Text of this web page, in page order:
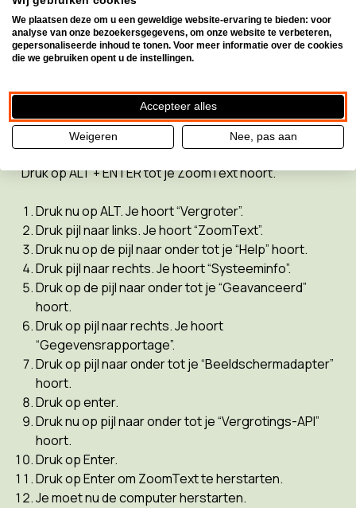
Druk nu op pijl naar onder tot je “VergrotingsAPI”
hoort.
Druk op Enter.
Druk op Enter om ZoomText te herstarten.
ZoomText versie 2025
Ga naar het ZoomText-menu.
Druk op ALT + ENTER tot je ZoomText hoort.
Druk nu op ALT. Je hoort “Vergroter”.
Druk pijl naar links. Je hoort “ZoomText”.
Druk nu op de pijl naar onder tot je “Help” hoort.
Druk pijl naar rechts. Je hoort “Systeeminfo”.
Druk op de pijl naar onder tot je “Geavanceerd”
hoort.
Druk op pijl naar rechts. Je hoort
“Gegevensrapportage”.
Druk op pijl naar onder tot je “Beeldschermadapter”
hoort.
Druk op enter.
Druk nu op pijl naar onder tot je “Vergrotings-API”
hoort.
Druk op Enter.
Druk op Enter om ZoomText te herstarten.
Je moet nu de computer herstarten.
We plaatsen deze om u een geweldige website-ervaring te bieden: voor
analyse van onze bezoekersgegevens, om onze website te verbeteren,
gepersonaliseerde inhoud te tonen. Voor meer informatie over de cookies
die we gebruiken opent u de instellingen.
Accepteer alles
Weigeren Nee, pas aan